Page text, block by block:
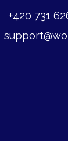
+420 731